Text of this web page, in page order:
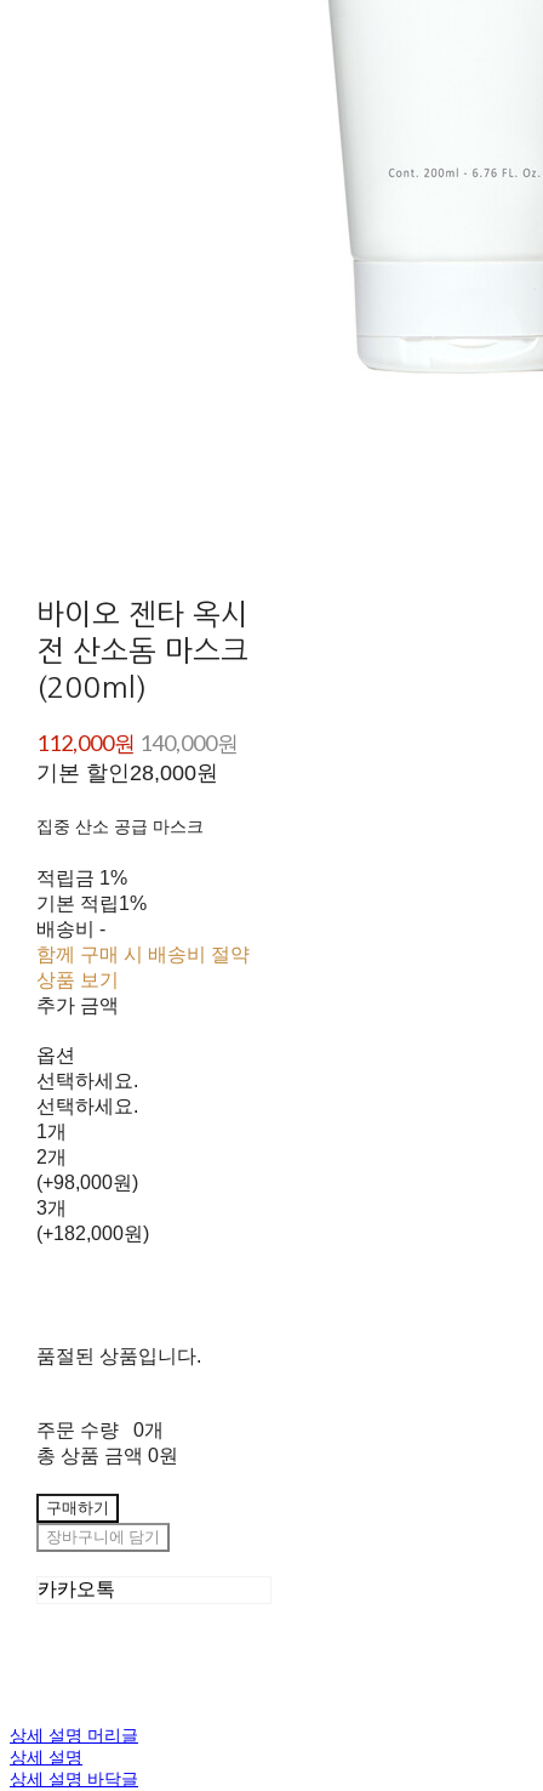
바이오 젠타 옥시
전 산소돔 마스크
(200ml)
112,000원 140,000원
기본 할인28,000원
집중 산소 공급 마스크
적립금 1%
기본 적립1%
배송비 -
함께 구매 시 배송비 절약
상품 보기
추가 금액
옵션
선택하세요.
선택하세요.
1개
2개
(+98,000원)
3개
(+182,000원)
품절된 상품입니다.
주문 수량
0개
총 상품 금액 0원
구매하기
장바구니에 담기
카카오톡
상세 설명 머리글
상세 설명
상세 설명 바닥글